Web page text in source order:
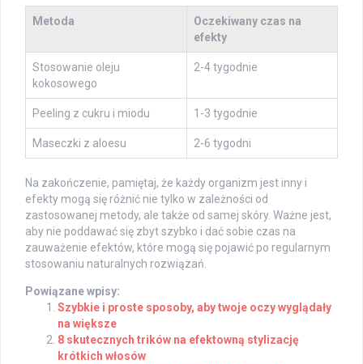
Metoda
Oczekiwany czas na
efekty
Stosowanie oleju
kokosowego
2-4 tygodnie
Peeling z cukru i miodu 1-3 tygodnie
Maseczki z aloesu 2-6 tygodni
Na zakończenie, pamiętaj, że każdy organizm jest inny i
efekty mogą się różnić nie tylko w zależności od
zastosowanej metody, ale także od samej skóry. Ważne jest,
aby nie poddawać się zbyt szybko i dać sobie czas na
zauważenie efektów, które mogą się pojawić po regularnym
stosowaniu naturalnych rozwiązań.
Powiązane wpisy:
Szybkie i proste sposoby, aby twoje oczy wyglądały
na większe
8 skutecznych trików na efektowną stylizację
krótkich włosów